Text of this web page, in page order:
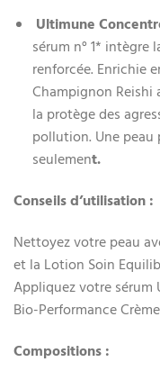
Ultimune
sérum n° 1*
renforcée. Enrichie
Champignon
la protège des
pollution. Une peau
seulement.
Conseils d’utilisation :
Nettoyez votre peau
et la Lotion Soin
Appliquez votre
Bio-Performance
Compositions :